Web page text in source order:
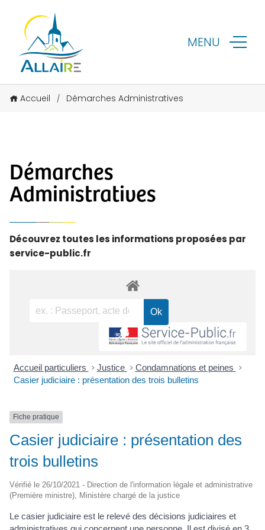
MENU
Accueil / Démarches Administratives
Démarches
Administratives
Découvrez toutes les informations proposées par
service-public.fr
Accueil particuliers > Justice > Condamnations et peines >
Casier judiciaire : présentation des trois bulletins
Fiche pratique
Casier judiciaire : présentation des
trois bulletins
Vérifié le 26/10/2021 - Direction de l'information légale et administrative
(Première ministre), Ministère chargé de la justice
Le casier judiciaire est le relevé des décisions judiciaires et